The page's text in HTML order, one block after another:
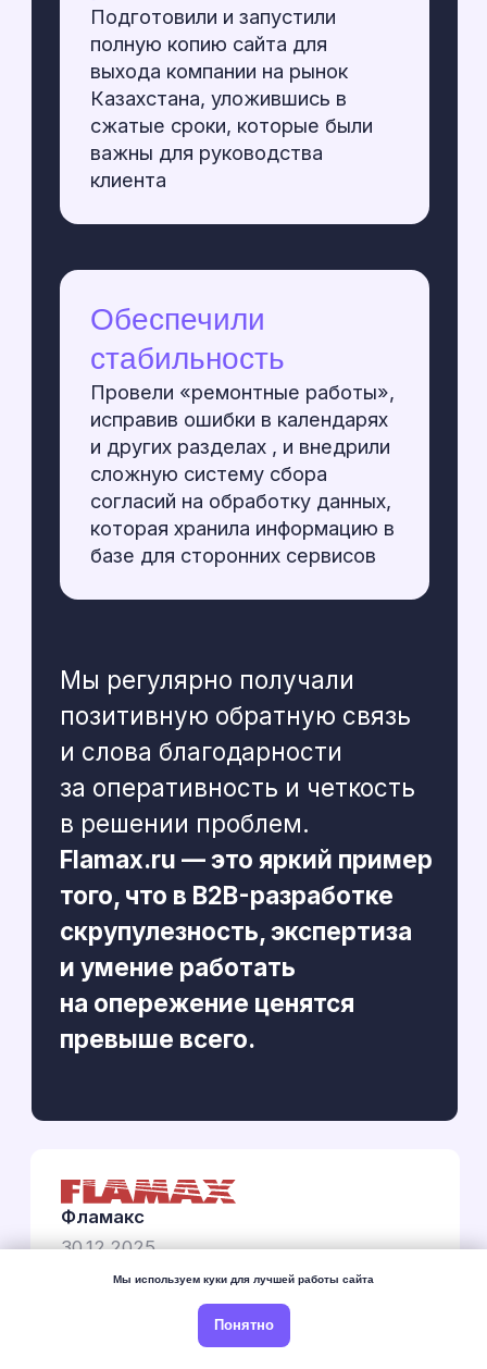
Мы используем куки для лучшей работы сайта
Понятно
Обсудить проект ➔
Напишите нам — мы отвечаем
Обсудить проект ➔
Менеджер в ТГ
Кейсы
Услуги
Внедрение Битрикс 24
© ООО «СУМОМ» ИНН 5906188216
Информация о компании
политика конфиденциальности